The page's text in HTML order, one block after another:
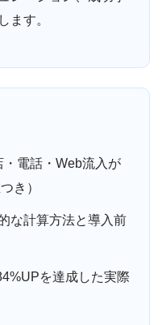
ます。
・電話・Web流入が
き）
な計算方法と導入前
を達成した実際